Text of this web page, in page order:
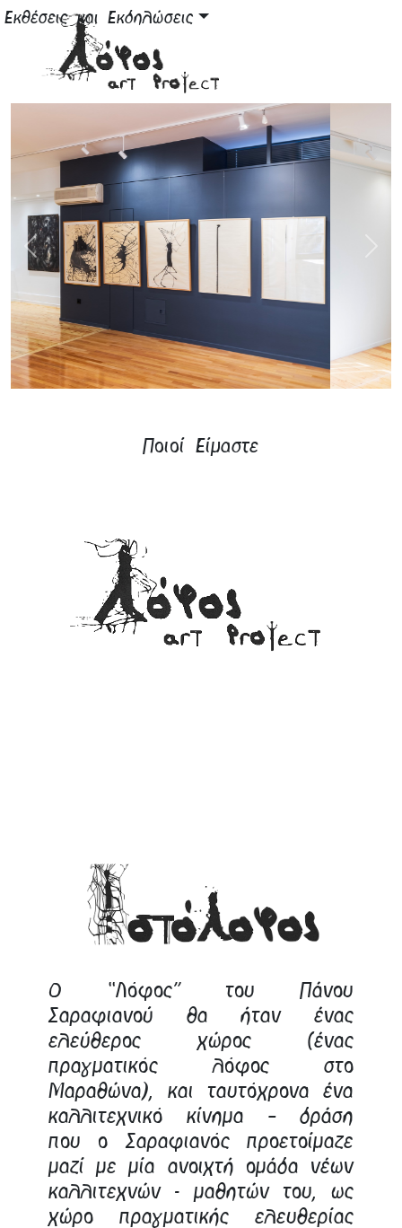
Εκθέσεις και Εκδηλώσεις
Previous
Ποιοί Είμαστε
Ο “Λόφος” του Πάνου
Σαραφιανού θα ήταν ένας
ελεύθερος χώρος (ένας
πραγματικός λόφος στο
Μαραθώνα), και ταυτόχρονα ένα
καλλιτεχνικό κίνημα – δράση
που ο Σαραφιανός προετοίμαζε
μαζί με μία ανοιχτή ομάδα νέων
καλλιτεχνών - μαθητών του, ως
χώρο πραγματικής ελευθερίας